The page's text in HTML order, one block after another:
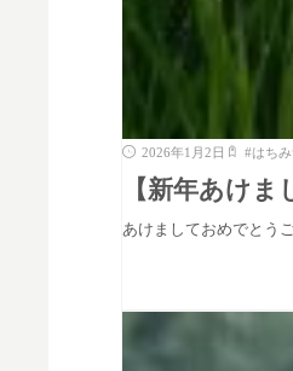
2026年1月2日 #はち
【新年あけ
あけましておめでとう